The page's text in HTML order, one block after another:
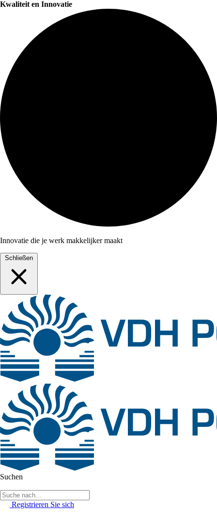
Kwaliteit en Innovatie
Innovatie die je werk makkelijker maakt
Schließen
Suchen
Registrieren Sie sich